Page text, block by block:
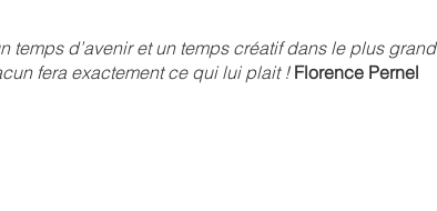
temps d’avenir et un temps créatif dans le plus
fera exactement ce qui lui plait ! Florence Pernel